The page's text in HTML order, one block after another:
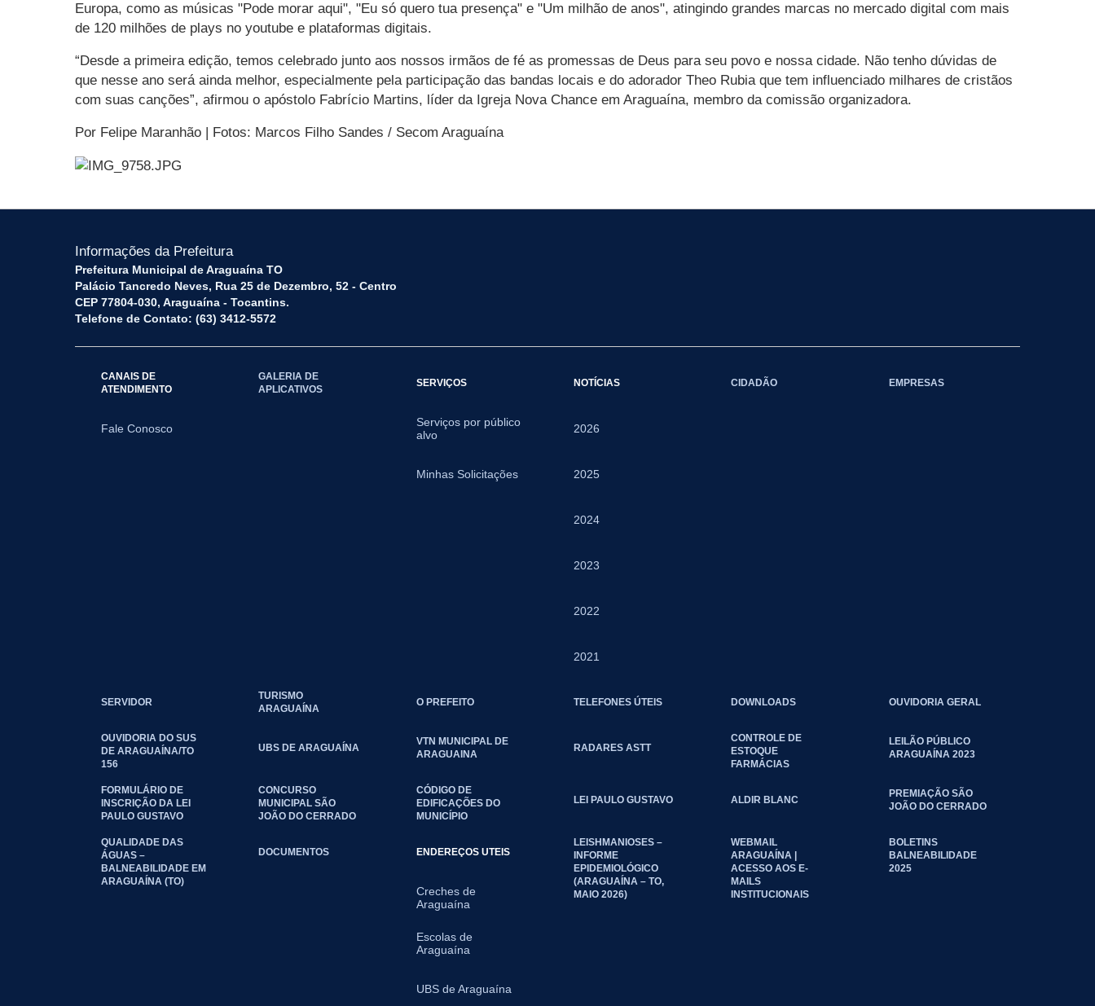
Europa, como as músicas "Pode morar aqui", "Eu só quero tua presença" e "Um milhão de anos", atingindo grandes marcas no mercado digital com mais
de 120 milhões de plays no youtube e plataformas digitais.
“Desde a primeira edição, temos celebrado junto aos nossos irmãos de fé as promessas de Deus para seu povo e nossa cidade. Não tenho dúvidas de
que nesse ano será ainda melhor, especialmente pela participação das bandas locais e do adorador Theo Rubia que tem influenciado milhares de cristãos
com suas canções”, afirmou o apóstolo Fabrício Martins, líder da Igreja Nova Chance em Araguaína, membro da comissão organizadora.
Por Felipe Maranhão | Fotos: Marcos Filho Sandes / Secom Araguaína
Informações da Prefeitura
Prefeitura Municipal de Araguaína TO
Palácio Tancredo Neves, Rua 25 de Dezembro, 52 - Centro
CEP 77804-030, Araguaína - Tocantins.
Telefone de Contato: (63) 3412-5572
CANAIS DE
ATENDIMENTO
Fale Conosco
GALERIA DE
APLICATIVOS
SERVIÇOS
Serviços por público
alvo
Minhas Solicitações
NOTÍCIAS
2026
2025
2024
2023
2022
2021
CIDADÃO EMPRESAS
SERVIDOR
TURISMO
ARAGUAÍNA
O PREFEITO TELEFONES ÚTEIS DOWNLOADS OUVIDORIA GERAL
OUVIDORIA DO SUS
DE ARAGUAÍNA/TO
156
UBS DE ARAGUAÍNA
VTN MUNICIPAL DE
ARAGUAINA
RADARES ASTT
CONTROLE DE
ESTOQUE
FARMÁCIAS
LEILÃO PÚBLICO
ARAGUAÍNA 2023
FORMULÁRIO DE
INSCRIÇÃO DA LEI
PAULO GUSTAVO
CONCURSO
MUNICIPAL SÃO
JOÃO DO CERRADO
CÓDIGO DE
EDIFICAÇÕES DO
MUNICÍPIO
LEI PAULO GUSTAVO ALDIR BLANC
PREMIAÇÃO SÃO
JOÃO DO CERRADO
QUALIDADE DAS
ÁGUAS –
BALNEABILIDADE EM
ARAGUAÍNA (TO)
DOCUMENTOS ENDEREÇOS UTEIS
Creches de
Araguaína
Escolas de
Araguaína
UBS de Araguaína
LEISHMANIOSES –
INFORME
EPIDEMIOLÓGICO
(ARAGUAÍNA – TO,
MAIO 2026)
WEBMAIL
ARAGUAÍNA |
ACESSO AOS E-
MAILS
INSTITUCIONAIS
BOLETINS
BALNEABILIDADE
2025